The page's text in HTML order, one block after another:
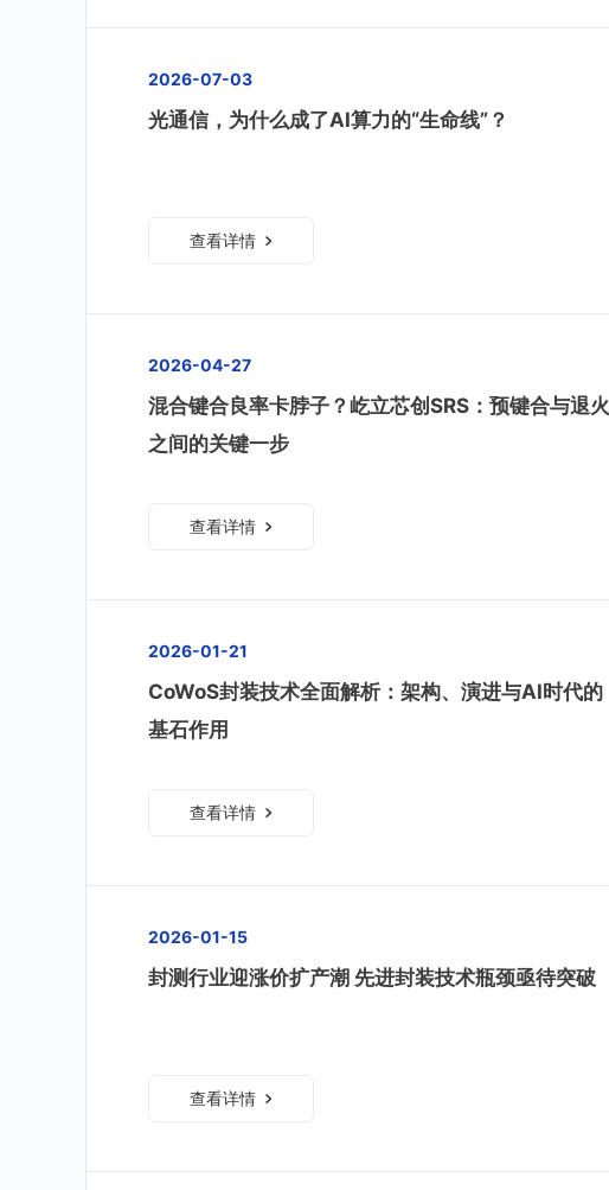
2026-07-03
光通信，为什么成了AI算力的“生命线”？
查看详情
2026-04-27
混合键合良率卡脖子？屹立芯创SRS：预键合与退火
之间的关键一步
查看详情
2026-01-21
CoWoS封装技术全面解析：架构、演进与AI时代的
基石作用
查看详情
2026-01-15
封测行业迎涨价扩产潮 先进封装技术瓶颈亟待突破
查看详情